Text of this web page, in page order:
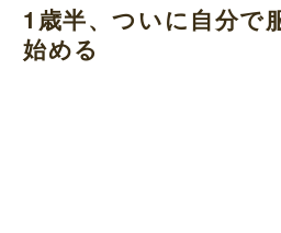
1歳半、ついに自分で
始める